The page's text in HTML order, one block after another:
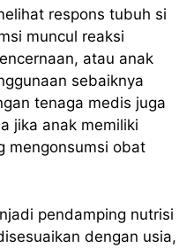
respons tubuh si
muncul reaksi
atau anak
sebaiknya
tenaga medis juga
jika anak memiliki
mengonsumsi obat
pendamping nutrisi
dengan usia,